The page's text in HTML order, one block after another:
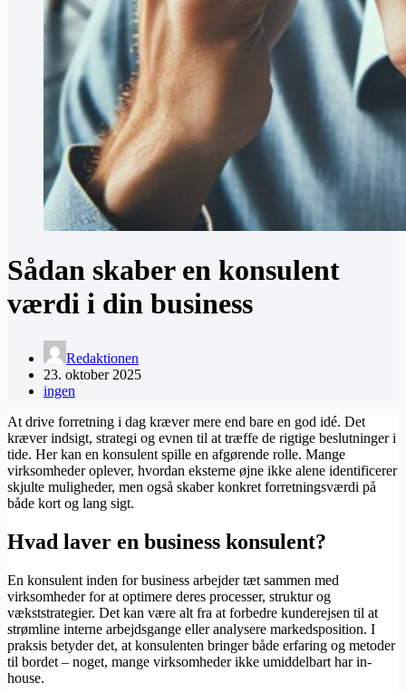
Sådan skaber en konsulent
værdi i din business
Redaktionen
23. oktober 2025
ingen
At drive forretning i dag kræver mere end bare en god idé. Det
kræver indsigt, strategi og evnen til at træffe de rigtige beslutninger i
tide. Her kan en konsulent spille en afgørende rolle. Mange
virksomheder oplever, hvordan eksterne øjne ikke alene identificerer
skjulte muligheder, men også skaber konkret forretningsværdi på
både kort og lang sigt.
Hvad laver en business konsulent?
En konsulent inden for business arbejder tæt sammen med
virksomheder for at optimere deres processer, struktur og
vækststrategier. Det kan være alt fra at forbedre kunderejsen til at
strømline interne arbejdsgange eller analysere markedsposition. I
praksis betyder det, at konsulenten bringer både erfaring og metoder
til bordet – noget, mange virksomheder ikke umiddelbart har in-
house.